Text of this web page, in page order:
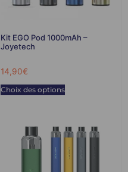
Kit EGO Pod 1000mAh –
Joyetech
14,90€
Choix des options